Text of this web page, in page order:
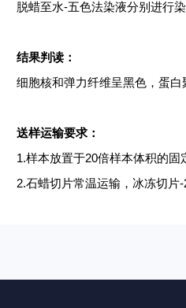
脱蜡至水-五色法染液分别进行
结果判读：
细胞核和弹力纤维呈黑色，蛋
送样运输要求：
1.样本放置于20倍样本体积的
2.石蜡切片常温运输，冰冻切片-